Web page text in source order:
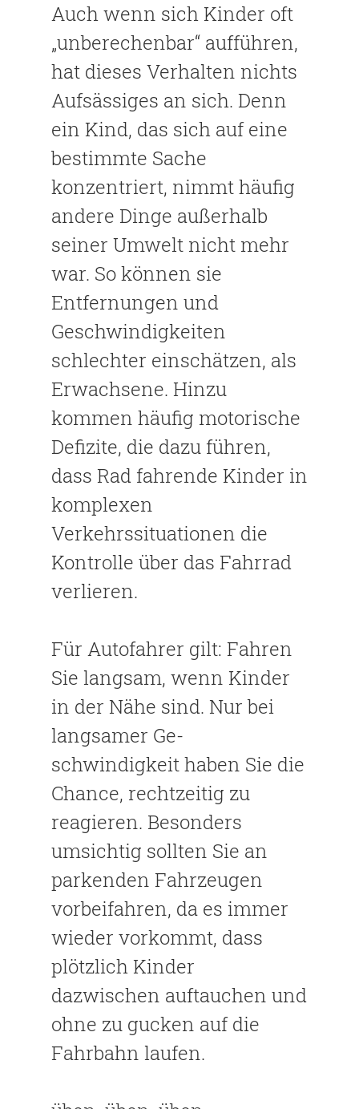
Auch wenn sich Kinder oft
„unberechenbar“ aufführen,
hat dieses Verhalten nichts
Aufsässiges an sich. Denn
ein Kind, das sich auf eine
bestimmte Sache
konzentriert, nimmt häufig
andere Dinge außerhalb
seiner Umwelt nicht mehr
war. So können sie
Entfernungen und
Geschwindigkeiten
schlechter einschätzen, als
Erwachsene. Hinzu
kommen häufig motorische
Defizite, die dazu führen,
dass Rad fahrende Kinder in
komplexen
Verkehrssituationen die
Kontrolle über das Fahrrad
verlieren.
Für Autofahrer gilt: Fahren
Sie langsam, wenn Kinder
in der Nähe sind. Nur bei
langsamer Ge-
schwindigkeit haben Sie die
Chance, rechtzeitig zu
reagieren. Besonders
umsichtig sollten Sie an
parkenden Fahrzeugen
vorbeifahren, da es immer
wieder vorkommt, dass
plötzlich Kinder
dazwischen auftauchen und
ohne zu gucken auf die
Fahrbahn laufen.